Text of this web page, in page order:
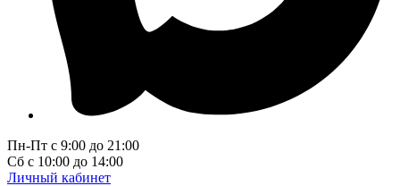
Пн-Пт с 9:00 до 21:00
Сб с 10:00 до 14:00
Личный кабинет